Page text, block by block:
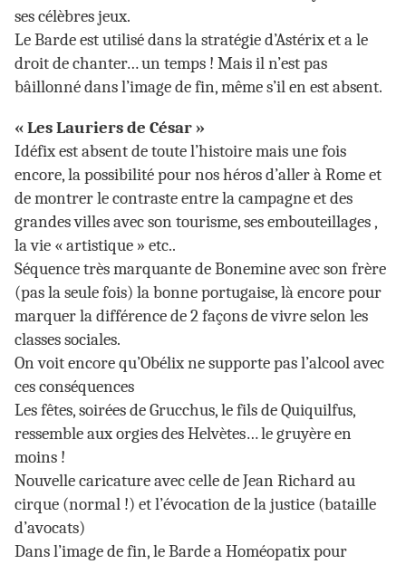
ses célèbres jeux.
Le Barde est utilisé dans la stratégie d’Astérix et a le
droit de chanter… un temps ! Mais il n’est pas
bâillonné dans l’image de fin, même s’il en est absent.
« Les Lauriers de César »
Idéfix est absent de toute l’histoire mais une fois
encore, la possibilité pour nos héros d’aller à Rome et
de montrer le contraste entre la campagne et des
grandes villes avec son tourisme, ses embouteillages ,
la vie « artistique » etc..
Séquence très marquante de Bonemine avec son frère
(pas la seule fois) la bonne portugaise, là encore pour
marquer la différence de 2 façons de vivre selon les
classes sociales.
On voit encore qu’Obélix ne supporte pas l’alcool avec
ces conséquences
Les fêtes, soirées de Grucchus, le fils de Quiquilfus,
ressemble aux orgies des Helvètes… le gruyère en
moins !
Nouvelle caricature avec celle de Jean Richard au
cirque (normal !) et l’évocation de la justice (bataille
d’avocats)
Dans l’image de fin, le Barde a Homéopatix pour